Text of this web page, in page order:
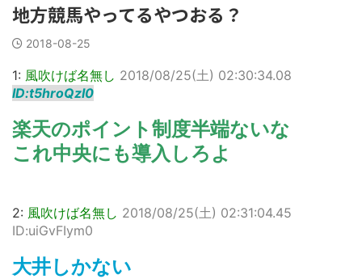
地方競馬やってるやつおる？
2018-08-25
1: 風吹けば名無し 2018/08/25(土) 02:30:34.08
ID:t5hroQzI0
楽天のポイント制度半端ないな
これ中央にも導入しろよ
2: 風吹けば名無し 2018/08/25(土) 02:31:04.45
ID:uiGvFIym0
大井しかない